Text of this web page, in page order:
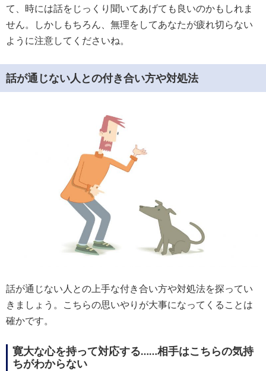
て、時には話をじっくり聞いてあげても良いのかもしれま
せん。しかしもちろん、無理をしてあなたが疲れ切らない
ように注意してくださいね。
話が通じない人との付き合い方や対処法
話が通じない人との上手な付き合い方や対処法を探ってい
きましょう。こちらの思いやりが大事になってくることは
確かです。
寛大な心を持って対応する……相手はこちらの気持
ちがわからない